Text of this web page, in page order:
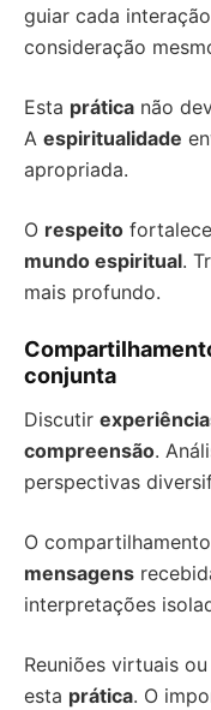
guiar cada
consideração
Esta prática não
A espiritualidade
apropriada.
O respeito
mundo espiritual.
mais profundo.
conjunta
Discutir
compreensão.
perspectivas
O
mensagens
interpretações
Reuniões virtuais
esta prática. O